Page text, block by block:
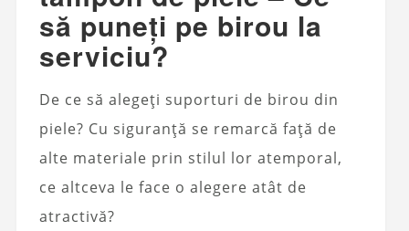
să puneți pe birou la
serviciu?
De ce să alegeți suporturi de birou din
piele? Cu siguranță se remarcă față de
alte materiale prin stilul lor atemporal,
ce altceva le face o alegere atât de
atractivă?